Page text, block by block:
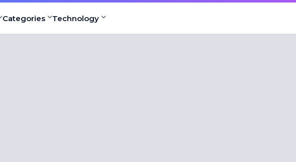
Categories Technology